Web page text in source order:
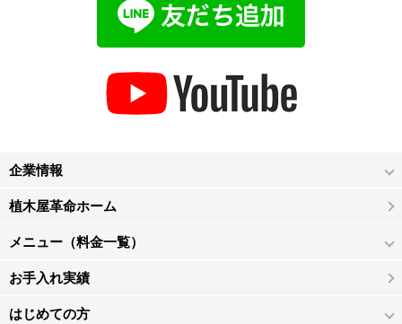
企業情報
植木屋革命ホーム
メニュー（料金一覧）
お手入れ実績
はじめての方